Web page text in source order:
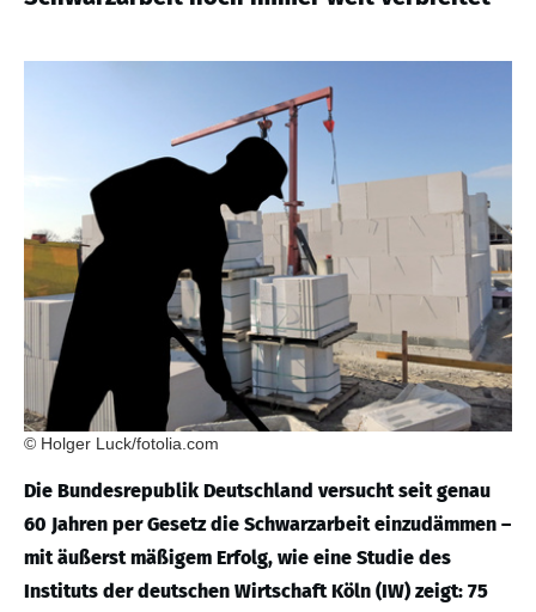
© Holger Luck/fotolia.com
Die Bundesrepublik Deutschland versucht seit genau
60 Jahren per Gesetz die Schwarzarbeit einzudämmen –
mit äußerst mäßigem Erfolg, wie eine Studie des
Instituts der deutschen Wirtschaft Köln (IW) zeigt: 75